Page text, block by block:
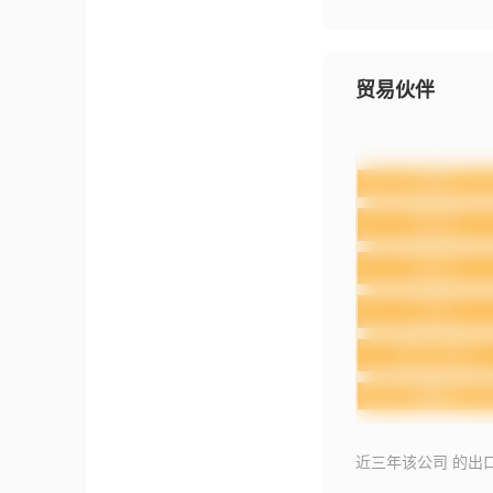
贸易伙伴
近三年该公司 的出